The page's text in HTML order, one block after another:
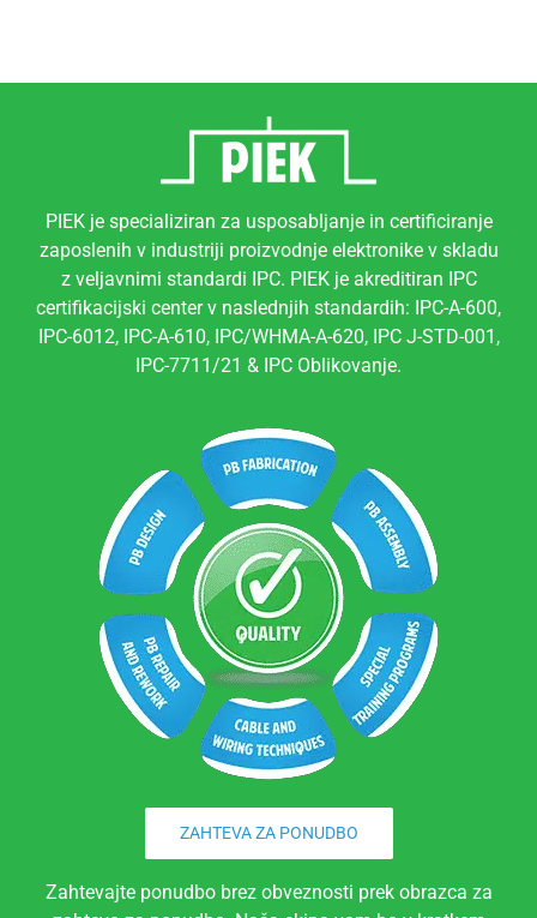
PIEK je specializiran za usposabljanje in certificiranje
zaposlenih v industriji proizvodnje elektronike v skladu
z veljavnimi standardi IPC. PIEK je akreditiran IPC
certifikacijski center v naslednjih standardih: IPC-A-600,
IPC-6012, IPC-A-610, IPC/WHMA-A-620, IPC J-STD-001,
IPC-7711/21 & IPC Oblikovanje.
ZAHTEVA ZA PONUDBO
Zahtevajte ponudbo brez obveznosti prek obrazca za